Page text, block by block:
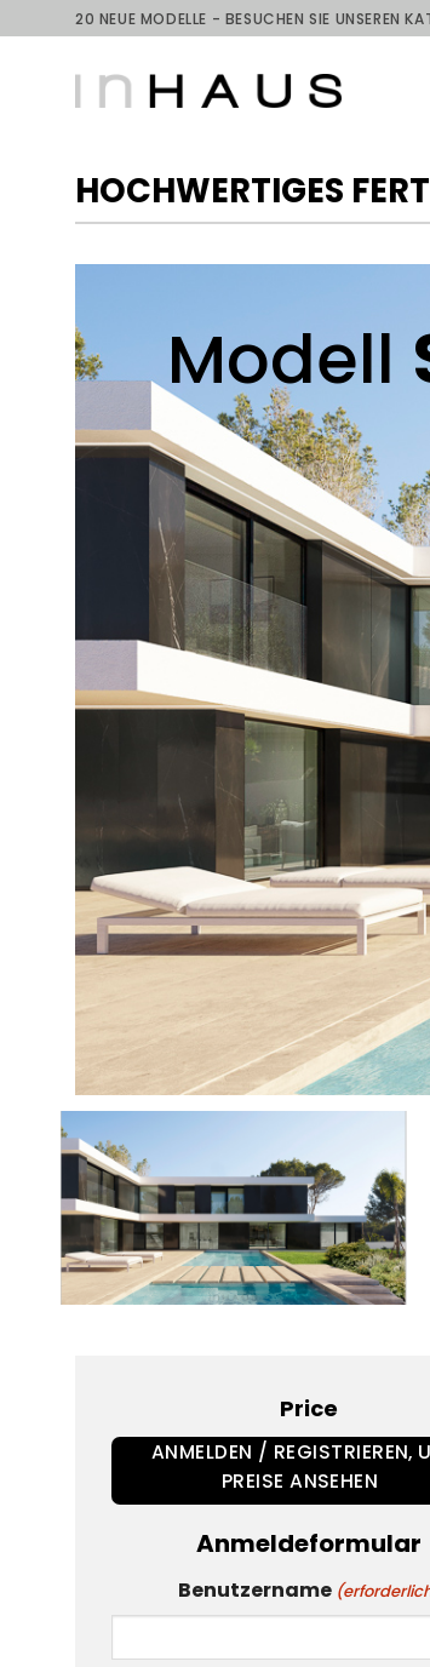
to
20 NEUE MODELLE - BESUCHEN SIE UNSEREN
HOCHWERTIGES
Modell
Price
ANMELDEN / REGISTRIEREN,
PREISE ANSEHEN
Anmeldeformular
Benutzername